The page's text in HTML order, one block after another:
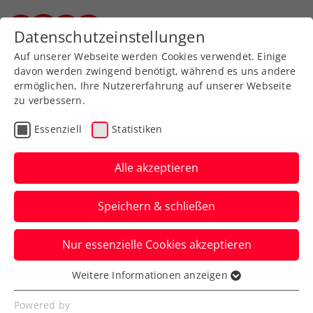
Aktuelle News
News filtern
Datenschutzeinstellungen
Auf unserer Webseite werden Cookies verwendet. Einige
davon werden zwingend benötigt, während es uns andere
ermöglichen, Ihre Nutzererfahrung auf unserer Webseite
zu verbessern.
Essenziell Statistiken
Alle akzeptieren
Speichern & schließen
Nur essenzielle Cookies akzeptieren
Essenziell
Essenzielle Cookies werden für grundlegende
Weitere Informationen anzeigen
Powered by